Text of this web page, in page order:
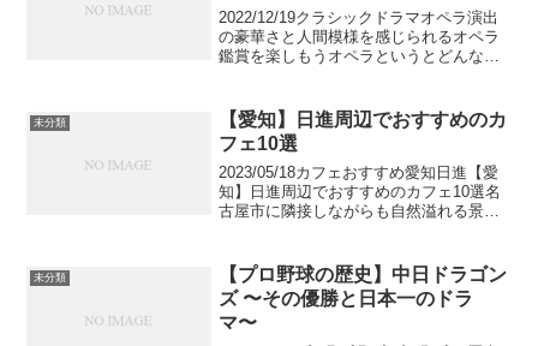
2022/12/19クラシックドラマオペラ演出
の豪華さと人間模様を感じられるオペラ
鑑賞を楽しもうオペラというとどんなイ
オペラはいわば一つの舞台。世界でもト
ップクラスの演...
未分類
【愛知】日進周辺でおすすめのカ
フェ10選
2023/05/18カフェおすすめ愛知日進【愛
知】日進周辺でおすすめのカフェ10選名
古屋市に隣接しながらも自然溢れる景色
をコンセプトにした景色の良いカフェや
健康がコンセ...
未分類
【プロ野球の歴史】中日ドラゴン
ズ 〜その優勝と日本一のドラ
マ〜